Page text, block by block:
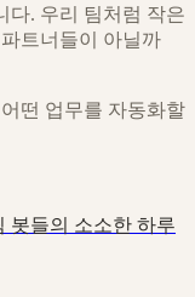
다. 우리 팀처럼 작은
트너들이 아닐까
떤 업무를 자동화할
봇들의 소소한 하루